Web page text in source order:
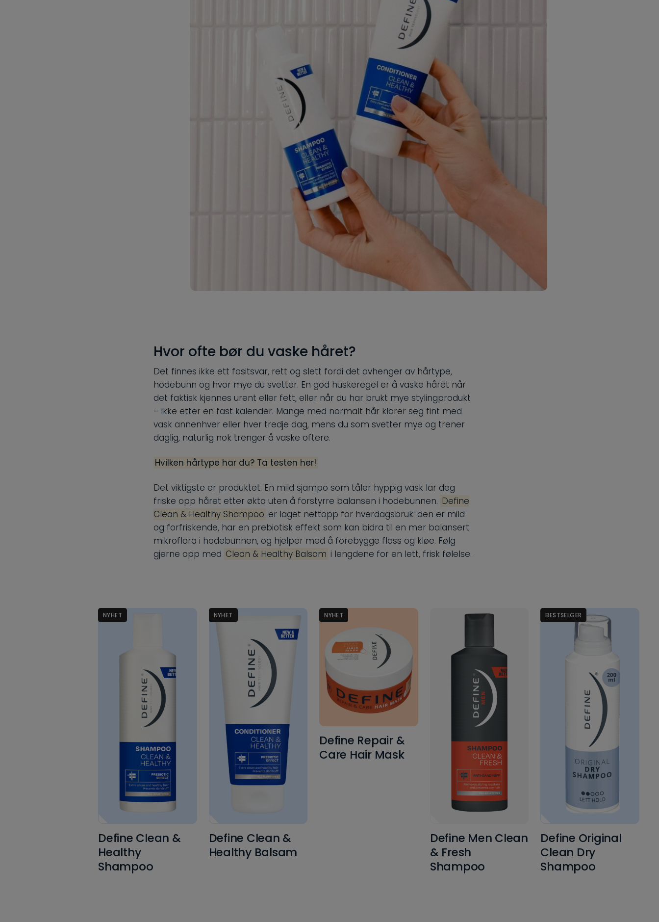
Hvor ofte bør du vaske håret?
Det finnes ikke ett fasitsvar, rett og slett fordi det avhenger av hårtype,
hodebunn og hvor mye du svetter. En god huskeregel er å vaske håret når
det faktisk kjennes urent eller fett, eller når du har brukt mye stylingprodukt
– ikke etter en fast kalender. Mange med normalt hår klarer seg fint med
vask annenhver eller hver tredje dag, mens du som svetter mye og trener
daglig, naturlig nok trenger å vaske oftere.
Hvilken hårtype har du? Ta testen her!
Det viktigste er produktet. En mild sjampo som tåler hyppig vask lar deg
friske opp håret etter økta uten å forstyrre balansen i hodebunnen. Define
Clean & Healthy Shampoo er laget nettopp for hverdagsbruk: den er mild
og forfriskende, har en prebiotisk effekt som kan bidra til en mer balansert
mikroflora i hodebunnen, og hjelper med å forebygge flass og kløe. Følg
gjerne opp med Clean & Healthy Balsam i lengdene for en lett, frisk følelse.
NYHET
Define Clean &
Healthy
Shampoo
NYHET
Define Clean &
Healthy Balsam
NYHET
Define Repair &
Care Hair Mask
Define Men Clean
& Fresh
Shampoo
BESTSELGER
Define Original
Clean Dry
Shampoo